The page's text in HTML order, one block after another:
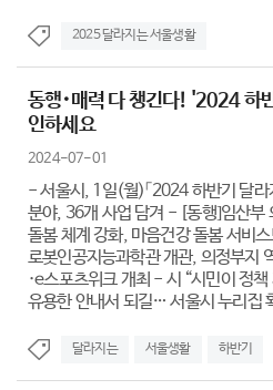
2025 달라지는 서울생활
동행･매력 다 챙긴다! '2024 하
인하세요
2024-07-01
- 서울시, 1일(월)「2024 하반기 달
분야, 36개 사업 담겨 - [동행]임산부
돌봄 체계 강화, 마음건강 돌봄 서비
로봇인공지능과학관 개관, 의정부지
·e스포츠위크 개최 - 시 “시민이 정책
유용한 안내서 되길… 서울시 누리집
달라지는 서울생활 하반기